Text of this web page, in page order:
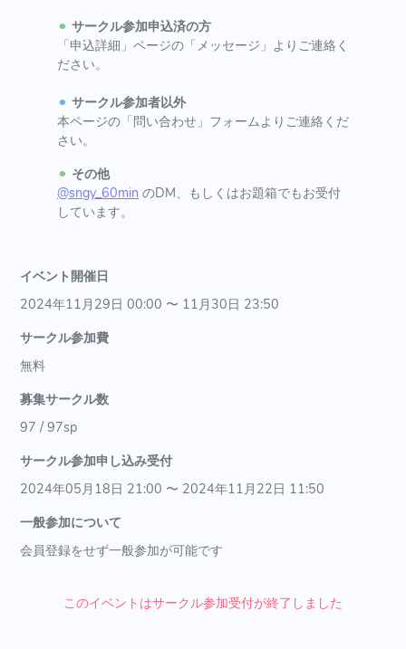
⚫︎ サークル参加申込済の方
「申込詳細」ページの「メッセージ」よりご連絡く
ださい。
⚫︎ サークル参加者以外
本ページの「問い合わせ」フォームよりご連絡くだ
さい。
⚫︎ その他
@sngy_60min のDM、もしくはお題箱でもお受付
しています。
イベント開催日
2024年11月29日 00:00 〜 11月30日 23:50
サークル参加費
無料
募集サークル数
97 / 97sp
サークル参加申し込み受付
2024年05月18日 21:00 〜 2024年11月22日 11:50
一般参加について
会員登録をせず一般参加が可能です
このイベントはサークル参加受付が終了しました